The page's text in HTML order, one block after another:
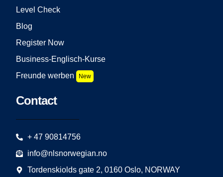
Level Check
Blog
Register Now
Business-Englisch-Kurse
Freunde werben
New
Contact
+ 47 90814756
info@nlsnorwegian.no
Tordenskiolds gate 2, 0160 Oslo, NORWAY